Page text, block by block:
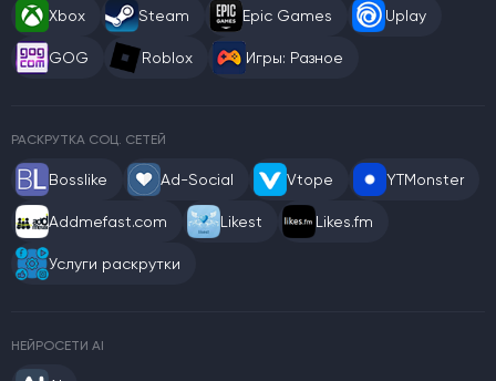
Xbox Steam Epic Games Uplay
GOG Roblox Игры: Разное
РАСКРУТКА СОЦ. СЕТЕЙ
Bosslike Ad-Social Vtope YTMonster
Addmefast.com Likest Likes.fm
Услуги раскрутки
НЕЙРОСЕТИ AI